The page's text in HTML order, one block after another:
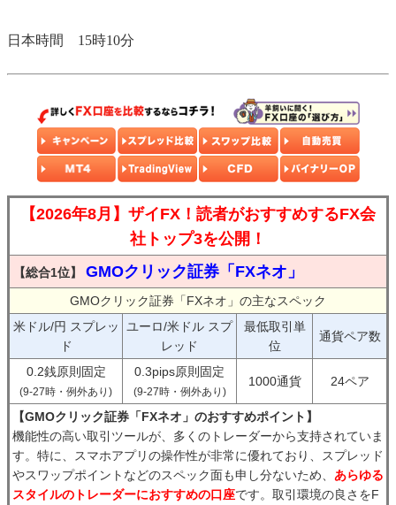
日本時間 15時10分
【2026年8月】ザイFX！読者がおすすめするFX会
社トップ3を公開！
【総合1位】 GMOクリック証券「FXネオ」
GMOクリック証券「FXネオ」の主なスペック
米ドル/円 スプレッ
ド
ユーロ/米ドル スプ
レッド
最低取引単
位
通貨ペア数
0.2銭原則固定
(9-27時・例外あり)
0.3pips原則固定
(9-27時・例外あり)
1000通貨 24ペア
【GMOクリック証券「FXネオ」のおすすめポイント】
機能性の高い取引ツールが、多くのトレーダーから支持されていま
す。特に、スマホアプリの操作性が非常に優れており、スプレッド
やスワップポイントなどのスペック面も申し分ないため、 あらゆる
スタイルのトレーダーにおすすめの口座です。取引環境の良さをF